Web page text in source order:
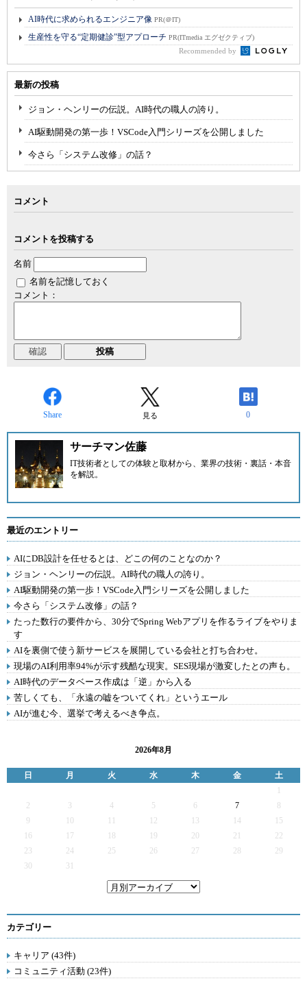
AI時代に求められるエンジニア像 PR(＠IT)
生産性を守る“定期健診”型アプローチ PR(ITmedia エグゼクティブ)
Recommended by
最新の投稿
ジョン・ヘンリーの伝説。AI時代の職人の誇り。
AI駆動開発の第一歩！VSCode入門シリーズを公開しました
今さら「システム改修」の話？
コメント
コメントを投稿する
名前
名前を記憶しておく
コメント：
Share 見る 0
サーチマン佐藤
IT技術者としての体験と取材から、業界の技術・裏話・本音
を解説。
最近のエントリー
AIにDB設計を任せるとは、どこの何のことなのか？
ジョン・ヘンリーの伝説。AI時代の職人の誇り。
AI駆動開発の第一歩！VSCode入門シリーズを公開しました
今さら「システム改修」の話？
たった数行の要件から、30分でSpring Webアプリを作るライブをやりま
す
AIを裏側で使う新サービスを展開している会社と打ち合わせ。
現場のAI利用率94%が示す残酷な現実。SES現場が激変したとの声も。
AI時代のデータベース作成は「逆」から入る
苦しくても、「永遠の嘘をついてくれ」というエール
AIが進む今、選挙で考えるべき争点。
2026年8月
日 月 火 水 木 金
土
2
3 4 5 6 7
9
12 13 14
15
16
17 19 20 21
22
23
24 25 26 27 28
29
30
31
カテゴリー
キャリア (43件)
コミュニティ活動 (23件)